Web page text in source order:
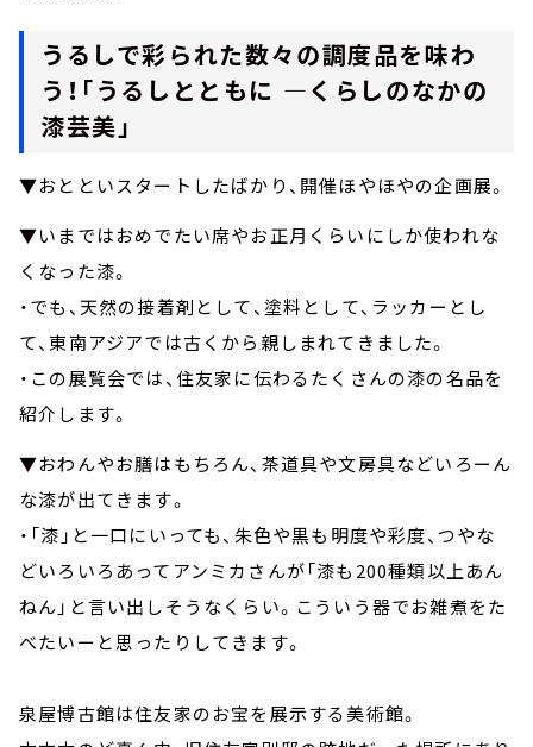
うるしで彩られた数々の調度品を味わ
う！「うるしとともに ―くらしのなかの
漆芸美」
▼おとといスタートしたばかり、開催ほやほやの企画展。
▼いまではおめでたい席やお正月くらいにしか使われな
くなった漆。
・でも、天然の接着剤として、塗料として、ラッカーとし
て、東南アジアでは古くから親しまれてきました。
・この展覧会では、住友家に伝わるたくさんの漆の名品を
紹介します。
▼おわんやお膳はもちろん、茶道具や文房具などいろーん
な漆が出てきます。
・「漆」と一口にいっても、朱色や黒も明度や彩度、つやな
どいろいろあってアンミカさんが「漆も200種類以上あん
ねん」と言い出しそうなくらい。こういう器でお雑煮をた
べたいーと思ったりしてきます。
泉屋博古館は住友家のお宝を展示する美術館。